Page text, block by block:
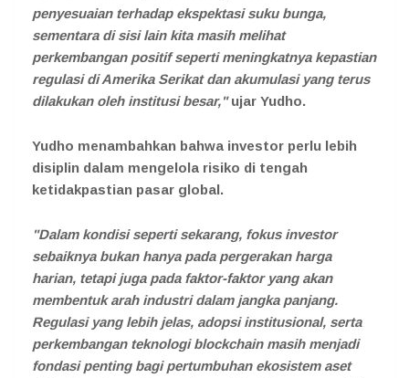
penyesuaian terhadap ekspektasi suku bunga,
sementara di sisi lain kita masih melihat
perkembangan positif seperti meningkatnya kepastian
regulasi di Amerika Serikat dan akumulasi yang terus
dilakukan oleh institusi besar,"ujar Yudho.
Yudho menambahkan bahwa investor perlu lebih
disiplin dalam mengelola risiko di tengah
ketidakpastian pasar global.
"Dalam kondisi seperti sekarang, fokus investor
sebaiknya bukan hanya pada pergerakan harga
harian, tetapi juga pada faktor-faktor yang akan
membentuk arah industri dalam jangka panjang.
Regulasi yang lebih jelas, adopsi institusional, serta
perkembangan teknologi blockchain masih menjadi
fondasi penting bagi pertumbuhan ekosistem aset